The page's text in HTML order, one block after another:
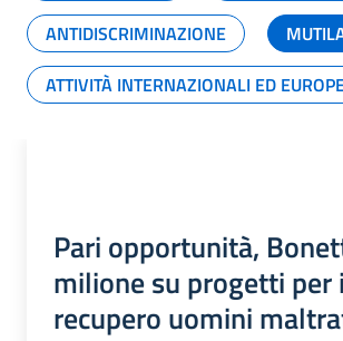
ANTIDISCRIMINAZIONE
ATTIVITÀ INTERNAZIONALI ED
Pari opportunità,
milione su progetti per
recupero uomini